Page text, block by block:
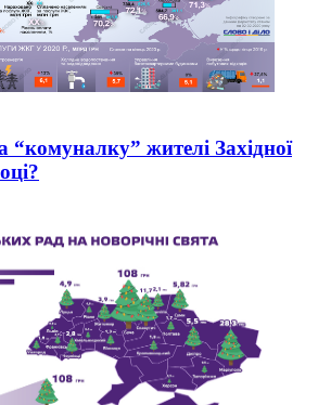
“комуналку” жителі Західної